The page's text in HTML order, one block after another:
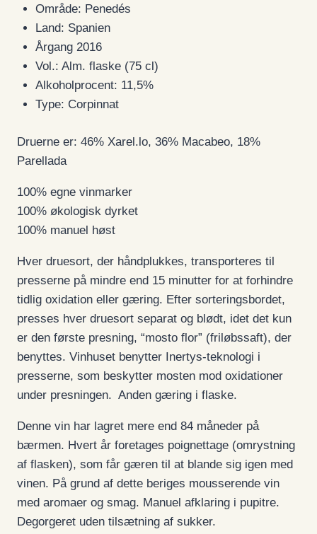
Område: Penedés
Land: Spanien
Årgang 2016
Vol.: Alm. flaske (75 cl)
Alkoholprocent: 11,5%
Type: Corpinnat
Druerne er: 46% Xarel.lo, 36% Macabeo, 18%
Parellada
100% egne vinmarker
100% økologisk dyrket
100% manuel høst
Hver druesort, der håndplukkes, transporteres til
presserne på mindre end 15 minutter for at forhindre
tidlig oxidation eller gæring. Efter sorteringsbordet,
presses hver druesort separat og blødt, idet det kun
er den første presning, “mosto flor” (friløbssaft), der
benyttes. Vinhuset benytter Inertys-teknologi i
presserne, som beskytter mosten mod oxidationer
under presningen. Anden gæring i flaske.
Denne vin har lagret mere end 84 måneder på
bærmen. Hvert år foretages poignettage (omrystning
af flasken), som får gæren til at blande sig igen med
vinen. På grund af dette beriges mousserende vin
med aromaer og smag. Manuel afklaring i pupitre.
Degorgeret uden tilsætning af sukker.